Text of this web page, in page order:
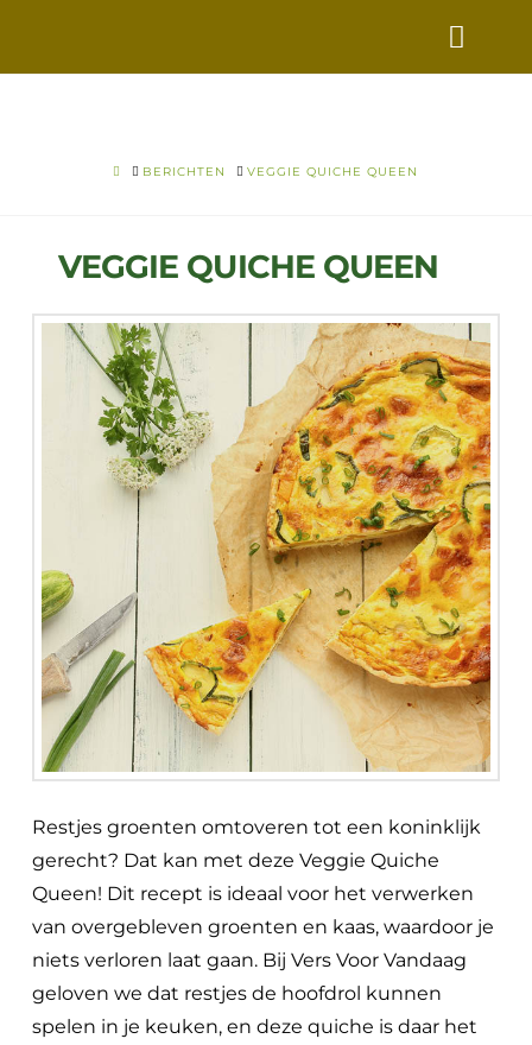
VANDAAG
HOME
BERICHTEN VEGGIE QUICHE QUEEN
VEGGIE QUICHE QUEEN
Restjes groenten omtoveren tot een koninklijk
gerecht? Dat kan met deze Veggie Quiche
Queen! Dit recept is ideaal voor het verwerken
van overgebleven groenten en kaas, waardoor je
niets verloren laat gaan. Bij Vers Voor Vandaag
geloven we dat restjes de hoofdrol kunnen
spelen in je keuken, en deze quiche is daar het